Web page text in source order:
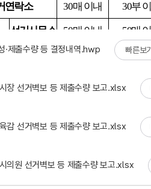
·제출수량 등 결정내역.hwp 빠른보기
장 선거벽보 등 제출수량 보고.xlsx
감 선거벽보 등 제출수량 보고.xlsx
의원 선거벽보 등 제출수량 보고.xlsx